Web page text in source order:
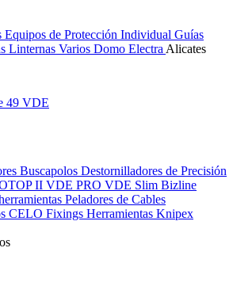
Equipos de Protección Individual Guías
Linternas Varios Domo Electra Alicates
49 VDE
Buscapolos Destornilladores de Precisión
II VDE PRO VDE Slim Bizline
Peladores de Cables
CELO Fixings Herramientas Knipex